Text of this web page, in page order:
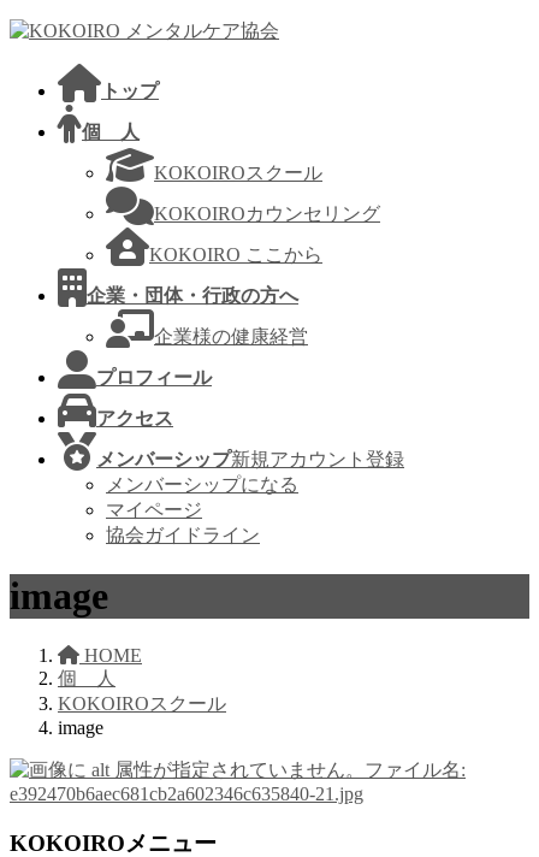
コ
ナ
トップ
個 人
KOKOIROスクール
KOKOIROカウンセリング
KOKOIRO ここから
企業・団体・行政の方へ
企業様の健康経営
プロフィール
アクセス
メンバーシップ新規アカウント登録
メンバーシップになる
マイページ
協会ガイドライン
image
HOME
個 人
KOKOIROスクール
image
KOKOIROメニュー